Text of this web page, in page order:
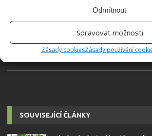
Odmítnout
Spravovat možnosti
Zásady cookiesZásady používání
Absolvent České
univerzity, který je
možné najít v j...
SOUVISEJÍCÍ ČLÁNKY